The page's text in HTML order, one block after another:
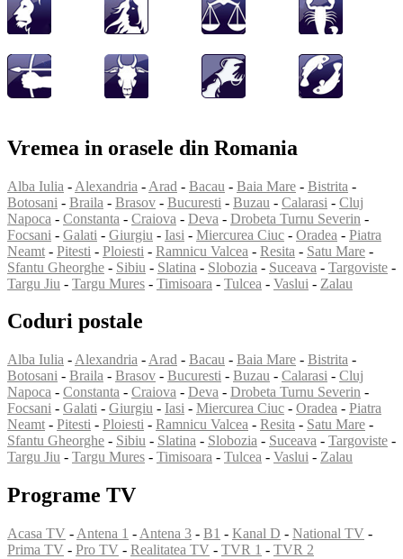
Vremea in orasele din Romania
Alba Iulia - Alexandria - Arad - Bacau - Baia Mare - Bistrita -
Botosani - Braila - Brasov - Bucuresti - Buzau - Calarasi - Cluj
Napoca - Constanta - Craiova - Deva - Drobeta Turnu Severin -
Focsani - Galati - Giurgiu - Iasi - Miercurea Ciuc - Oradea - Piatra
Neamt - Pitesti - Ploiesti - Ramnicu Valcea - Resita - Satu Mare -
Sfantu Gheorghe - Sibiu - Slatina - Slobozia - Suceava - Targoviste -
Targu Jiu - Targu Mures - Timisoara - Tulcea - Vaslui - Zalau
Coduri postale
Alba Iulia - Alexandria - Arad - Bacau - Baia Mare - Bistrita -
Botosani - Braila - Brasov - Bucuresti - Buzau - Calarasi - Cluj
Napoca - Constanta - Craiova - Deva - Drobeta Turnu Severin -
Focsani - Galati - Giurgiu - Iasi - Miercurea Ciuc - Oradea - Piatra
Neamt - Pitesti - Ploiesti - Ramnicu Valcea - Resita - Satu Mare -
Sfantu Gheorghe - Sibiu - Slatina - Slobozia - Suceava - Targoviste -
Targu Jiu - Targu Mures - Timisoara - Tulcea - Vaslui - Zalau
Programe TV
Acasa TV - Antena 1 - Antena 3 - B1 - Kanal D - National TV -
Prima TV - Pro TV - Realitatea TV - TVR 1 - TVR 2